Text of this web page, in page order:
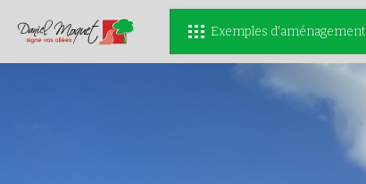
Exemples d'aménagement